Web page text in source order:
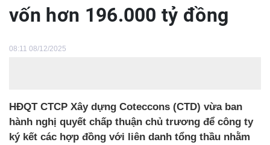
vốn hơn 196.000 tỷ đồng
08:11 08/12/2025
HĐQT CTCP Xây dựng Coteccons (CTD) vừa ban
hành nghị quyết chấp thuận chủ trương để công ty
ký kết các hợp đồng với liên danh tổng thầu nhằm